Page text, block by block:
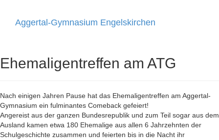
Aggertal-Gymnasium Engelskirchen
Ehemaligentreffen am ATG
Nach einigen Jahren Pause hat das Ehemaligentreffen am Aggertal-
Gymnasium ein fulminantes Comeback gefeiert!
Angereist aus der ganzen Bundesrepublik und zum Teil sogar aus dem
Ausland kamen etwa 180 Ehemalige aus allen 6 Jahrzehnten der
Schulgeschichte zusammen und feierten bis in die Nacht ihr